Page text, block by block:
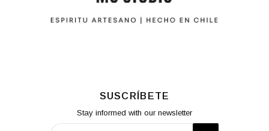
SUSCRÍBETE
Stay informed with our newsletter